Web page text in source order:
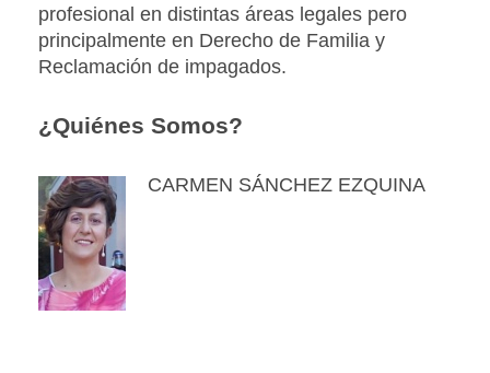
profesional en distintas áreas legales pero
principalmente en Derecho de Familia y
Reclamación de impagados.
¿Quiénes Somos?
CARMEN SÁNCHEZ EZQUINA